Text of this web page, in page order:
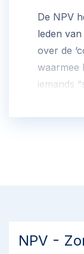
De NPV
leden
over de
waarmee
iemands
NPV -